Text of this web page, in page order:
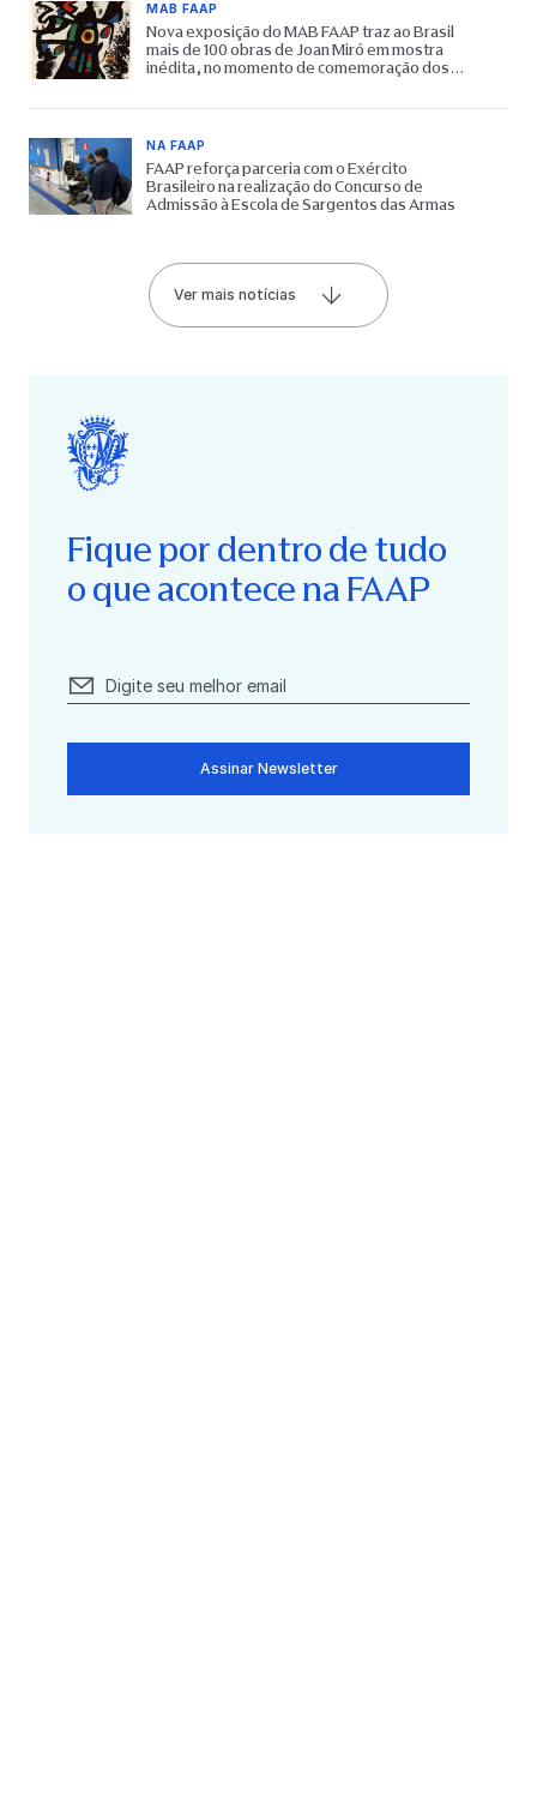
MAB FAAP
Nova exposição do MAB FAAP traz ao Brasil
mais de 100 obras de Joan Miró em mostra
inédita, no momento de comemoração dos
NA FAAP
FAAP reforça parceria com o Exército
Brasileiro na realização do Concurso de
Admissão à Escola de Sargentos das Armas
Ver mais notícias
Fique por dentro de tudo
o que acontece na FAAP
Assinar Newsletter